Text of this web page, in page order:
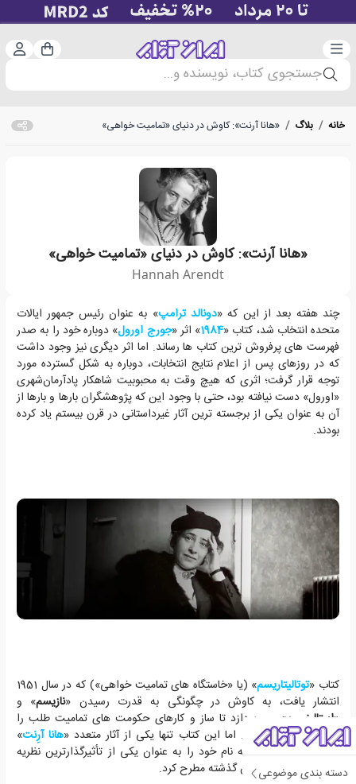
دسته‌بندی سبد
جستجوی کتاب، نویسنده و...
دسته بندی موضوعی
خانه / بلاگ / «هانا آرنت»: کاوش در دنیای «تمامیت خواهی»
«هانا آرنت»: کاوش در دنیای «تمامیت خواهی»
Hannah Arendt
نویسنده ای که نام خود را به عنوان یکی از تأثیرگذارترین نظریه پردازان
چند هفته بعد از این که «دونالد ترامپ» به عنوان رئیس جمهور ایالات
متحده انتخاب شد، کتاب «1984» اثر «جورج اورول» دوباره خود را به صدر
فهرست های پرفروش ترین کتاب ها رساند. اما اثر دیگری نیز وجود داشت
که در روزهای پس از اعلام نتایج انتخابات، دوباره به شکل گسترده مورد
توجه قرار گرفت؛ اثری که هیچ وقت به محبوبیت شاهکار پادآرمان‌شهری
«اورول» دست نیافته بود، حتی با وجود این که پژوهشگران بارها و بارها از
آن به عنوان یکی از برجسته ترین آثار غیرداستانی در قرن بیستم یاد کرده
بودند.
کتاب «توتالیتاریسم
» (یا «خاستگاه های تمامیت خواهی») که در سال 1951
انتشار یافت، به کاوش در چگونگی به قدرت رسیدن «نازیسم» و
«استالینیسم» می پردازد تا ساز و کارهای حکومت های تمامیت طلب را
مورد تحلیل قرار دهد. اما این کتاب تنها یکی از آثار متعدد «هانا آرِنت»
است—نویسنده ای که نام خود را به عنوان یکی از تأثیرگذارترین نظریه
پردازان سیاسی در قرن گذشته مطرح کرد.